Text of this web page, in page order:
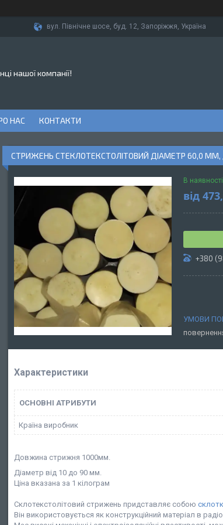
вул. Північне шосе, буд. 12, Запоріжжя, Україна
нашої компанії!
НАС КОНТАКТИ
СТРИЖЕНЬ СТЕКЛОТЕКСТОЛІТОВИЙ ДІАМЕТР 60,0
В наявності
від
+380
Характеристики
ОСНОВНІ АТРИБУТИ
Країна виробник
Довжина стрижня 1000мм.
Діаметр від 10 до 90 мм.
Ціна вказана за 1 кілограм
Склотекстолітовий стрижень придставляє собою
Він використовується як конструкційний матеріал в